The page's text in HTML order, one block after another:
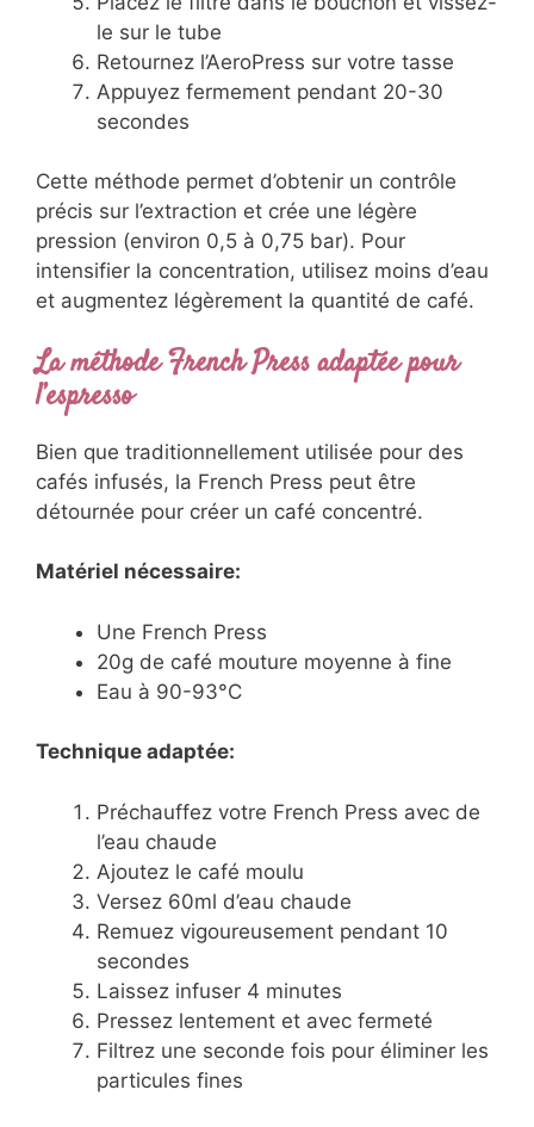
le sur le tube
Retournez l’AeroPress sur votre tasse
Appuyez fermement pendant 20-30
secondes
Cette méthode permet d’obtenir un contrôle
précis sur l’extraction et crée une légère
pression (environ 0,5 à 0,75 bar). Pour
intensifier la concentration, utilisez moins d’eau
et augmentez légèrement la quantité de café.
La méthode French Press adaptée pour
l’espresso
Bien que traditionnellement utilisée pour des
cafés infusés, la French Press peut être
détournée pour créer un café concentré.
Matériel nécessaire:
Une French Press
20g de café mouture moyenne à fine
Eau à 90-93°C
Technique adaptée:
Préchauffez votre French Press avec de
l’eau chaude
Ajoutez le café moulu
Versez 60ml d’eau chaude
Remuez vigoureusement pendant 10
secondes
Laissez infuser 4 minutes
Pressez lentement et avec fermeté
Filtrez une seconde fois pour éliminer les
particules fines